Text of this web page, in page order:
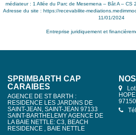
médiateur : 1 Allée du Parc de Mesemena – Bât A – CS
Adresse du site : https://recevabilite-
11/01/2024
Entreprise juridiquement et
SPRIMBARTH CAP
CARAIBES
AGENCE DE ST BARTH :
RESIDENCE LES JARDINS DE
SAINT-JEAN, SAINT-JEAN 97133
SAINT-BARTHELEMY AGENCE DE
LA BAIE NETTLE: C3, BEACH
RESIDENCE , BAIE NETTLE